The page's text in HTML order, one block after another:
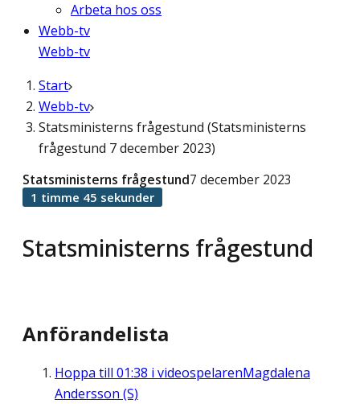
Arbeta hos oss
Webb-tv
Webb-tv
Start
Webb-tv
Statsministerns frågestund (Statsministerns
frågestund 7 december 2023)
Statsministerns frågestund
Statsministerns frågestund7 december 2023
1 timme 45 sekunder
Anförandelista
Hoppa till 01:38 i videospelarenMagdalena
Andersson (S)